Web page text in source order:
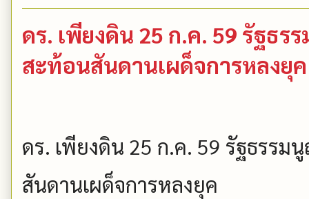
ดร. เพียงดิน 25 ก.ค. 59 รัฐธ
สะท้อนสันดานเผด็จการหลงยุ
ดร. เพียงดิน 25 ก.ค. 59 รัฐธรร
สันดานเผด็จการหลงยุค